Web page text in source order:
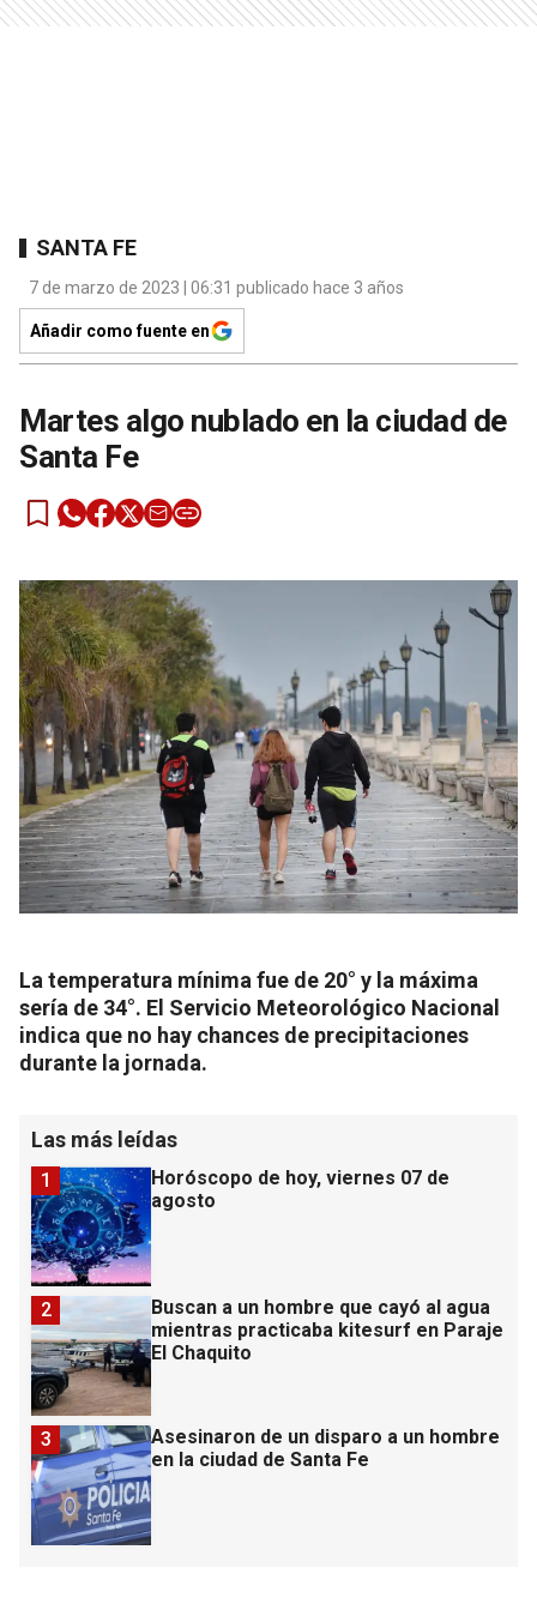
SANTA FE
7 de marzo de 2023 | 06:31 publicado hace 3 años
Añadir como fuente en
Martes algo nublado en la ciudad de
Santa Fe
La temperatura mínima fue de 20° y la máxima
sería de 34°. El Servicio Meteorológico Nacional
indica que no hay chances de precipitaciones
durante la jornada.
Las más leídas
Horóscopo de hoy, viernes 07 de
agosto
1
Buscan a un hombre que cayó al agua
mientras practicaba kitesurf en Paraje
El Chaquito
2
Asesinaron de un disparo a un hombre
en la ciudad de Santa Fe
3